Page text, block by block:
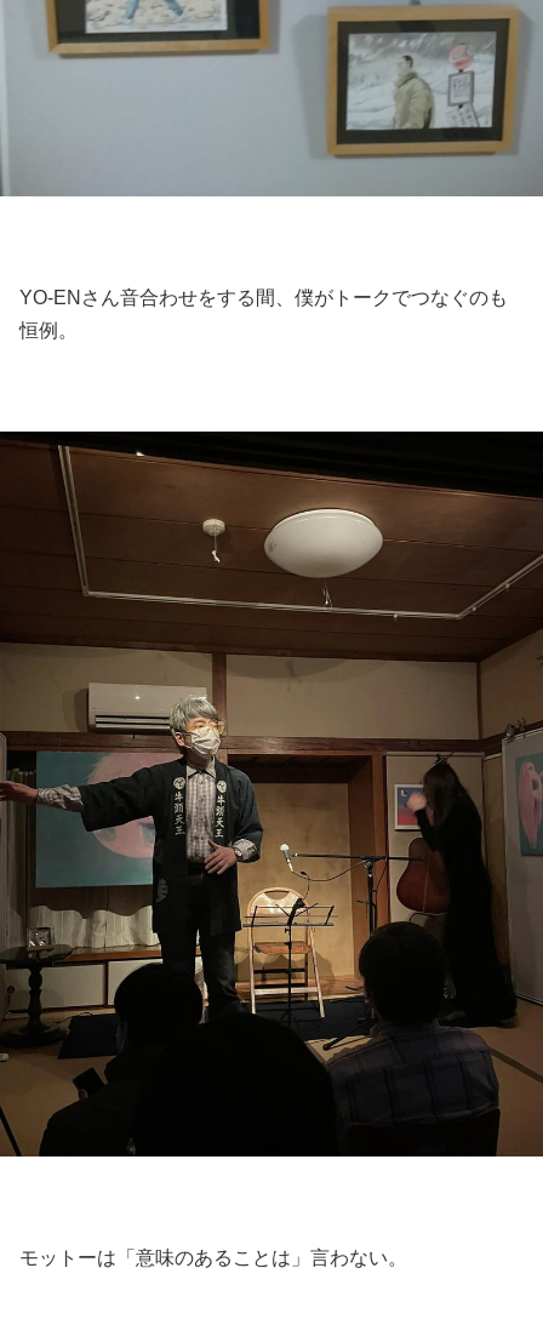
YO-ENさん音合わせをする間、僕がトークでつなぐのも
恒例。
モットーは「意味のあることは」言わない。